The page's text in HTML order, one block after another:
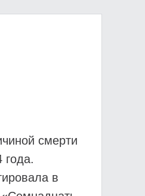
смерти
года.
в